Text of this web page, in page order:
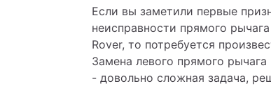
Если вы заметили первые
неисправности прямого
Rover, то потребуется
Замена левого прямого рычага
- довольно сложная задача,